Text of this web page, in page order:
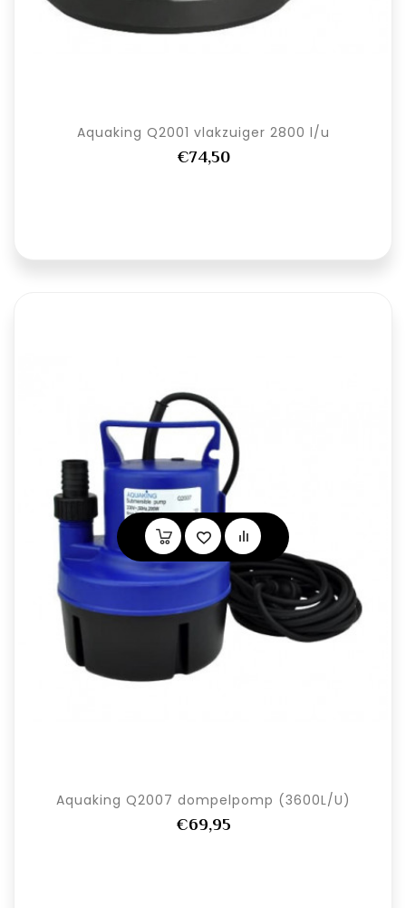
Aquaking Q2001 vlakzuiger 2800 l/u
€74,50
Aquaking Q2007 dompelpomp (3600L/U)
€69,95